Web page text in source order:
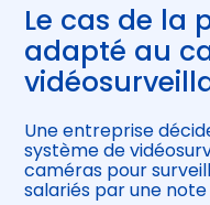
Le cas de la
adapté au
Une entreprise
système de
caméras pour
salariés par une